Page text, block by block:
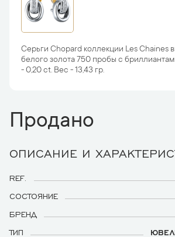
Серьги Chopard коллекции Les Chaines
белого золота 750 пробы с
- 0,20 ct. Вес - 13,43 гр.
Продано
ОПИСАНИЕ И
REF.
СОСТОЯНИЕ
БРЕНД
ТИП